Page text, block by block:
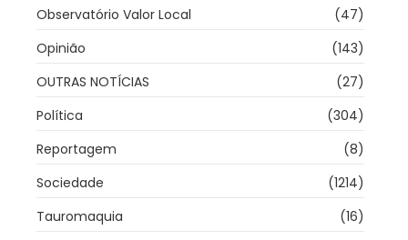
Observatório Valor Local
(47)
Opinião
(143)
OUTRAS NOTÍCIAS
(27)
Política
(304)
Reportagem
(8)
Sociedade
(1214)
Tauromaquia
(16)